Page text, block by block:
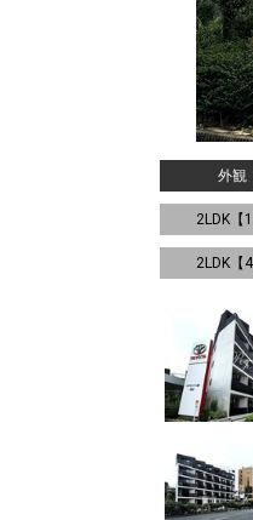
外観
2LDK【
2LDK【